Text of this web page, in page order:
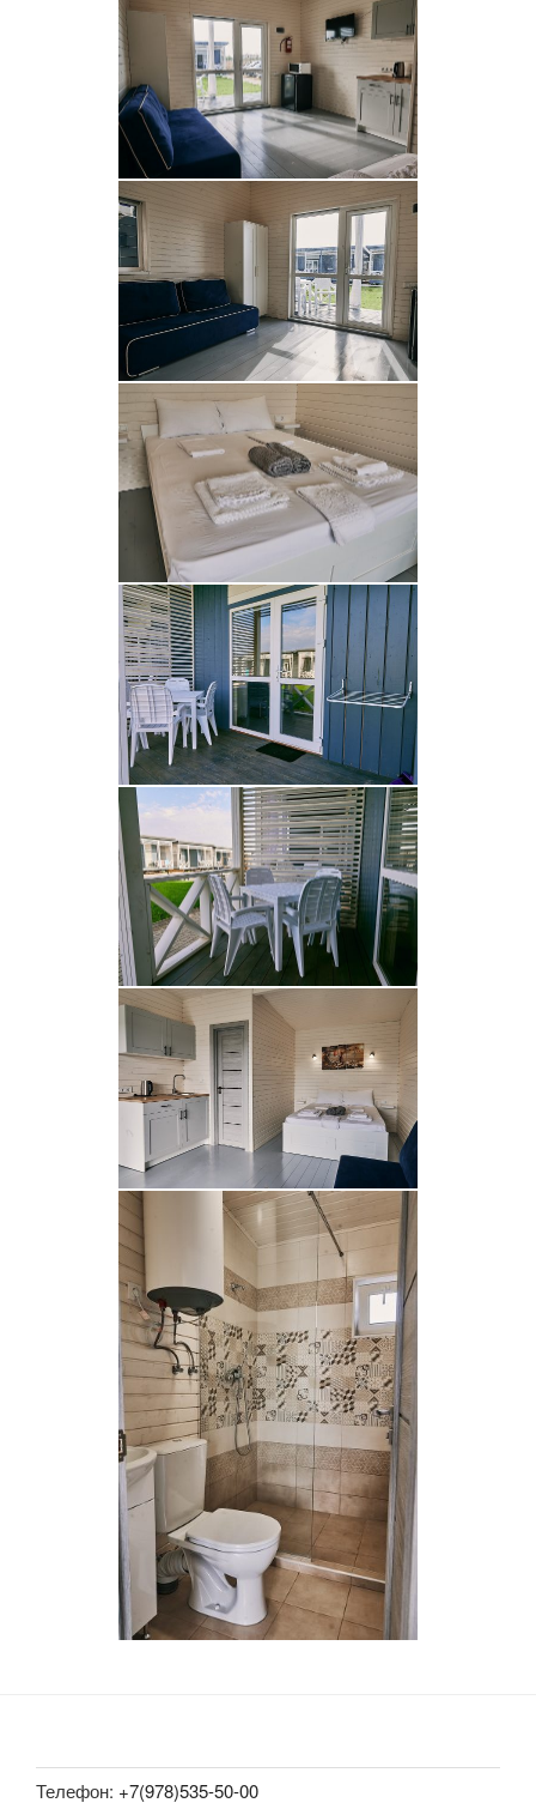
Телефон: +7(978)535-50-00